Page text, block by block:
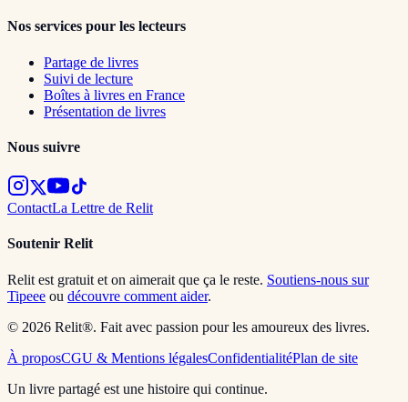
Nos services pour les lecteurs
Partage de livres
Suivi de lecture
Boîtes à livres en France
Présentation de livres
Nous suivre
ContactLa Lettre de Relit
Soutenir Relit
Relit est gratuit et on aimerait que ça le reste. Soutiens-nous sur
Tipeee ou découvre comment aider.
© 2026 Relit®. Fait avec passion pour les amoureux des livres.
À proposCGU & Mentions légalesConfidentialitéPlan de site
Un livre partagé est une histoire qui continue.